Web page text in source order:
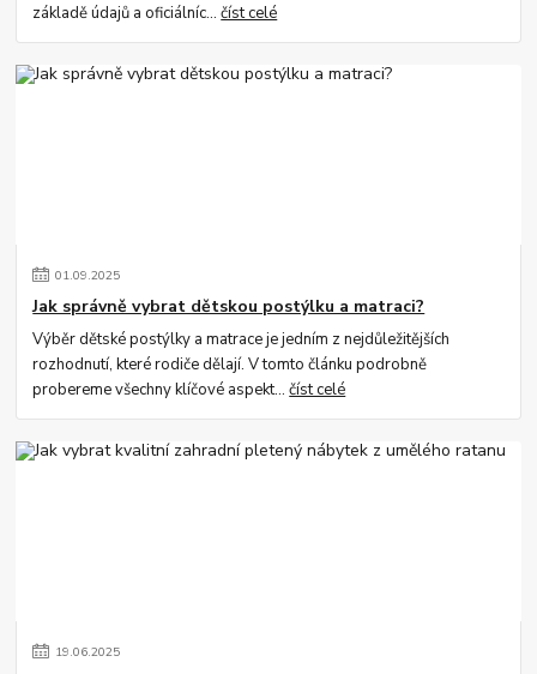
základě údajů a oficiálníc...číst celé
01.09.2025
Jak správně vybrat dětskou postýlku a matraci?
Výběr dětské postýlky a matrace je jedním z nejdůležitějších
rozhodnutí, které rodiče dělají. V tomto článku podrobně
probereme všechny klíčové aspekt...číst celé
19.06.2025